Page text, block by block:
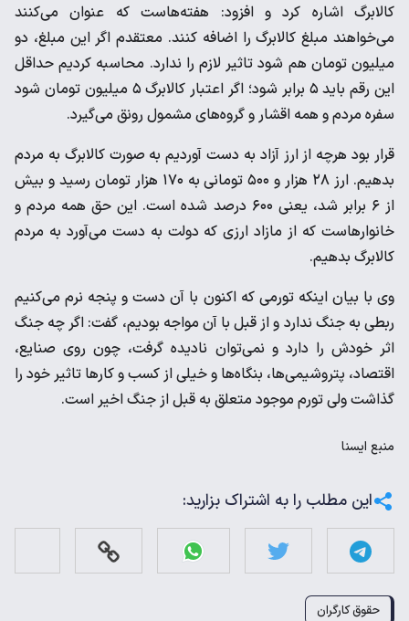
کالابرگ اشاره کرد و افزود: هفته‌هاست که عنوان می‌کنند
می‌خواهند مبلغ کالابرگ را اضافه کنند. معتقدم اگر این مبلغ، دو
میلیون تومان هم شود تاثیر لازم را ندارد. محاسبه کردیم حداقل
این رقم باید ۵ برابر شود؛ اگر اعتبار کالابرگ ۵ میلیون تومان شود
سفره مردم و همه اقشار و گروه‌های مشمول رونق می‌گیرد.
قرار بود هرچه از ارز ‌آزاد به دست آوردیم به صورت کالابرگ به مردم
بدهیم. ارز ۲۸ هزار و ۵۰۰ تومانی به ۱۷۰ هزار تومان رسید و بیش
از ۶ برابر شد، یعنی ۶۰۰ درصد شده است. این حق همه مردم و
خانوارهاست که از مازاد ارزی که دولت به دست می‌آورد به مردم
کالابرگ بدهیم.
وی با بیان اینکه تورمی که اکنون با آن دست و پنجه نرم می‌کنیم
ربطی به جنگ ندارد و از قبل با آن مواجه بودیم، گفت: اگر چه جنگ
اثر خودش را دارد و نمی‌توان نادیده گرفت، چون روی صنایع،
اقتصاد، پتروشیمی‌ها، بنگاه‌ها و خیلی از کسب و کارها تاثیر خود را
گذاشت ولی تورم موجود متعلق به قبل از جنگ اخیر است.
منبع ايسنا
این مطلب را به اشتراک بزارید:
حقوق کارگران